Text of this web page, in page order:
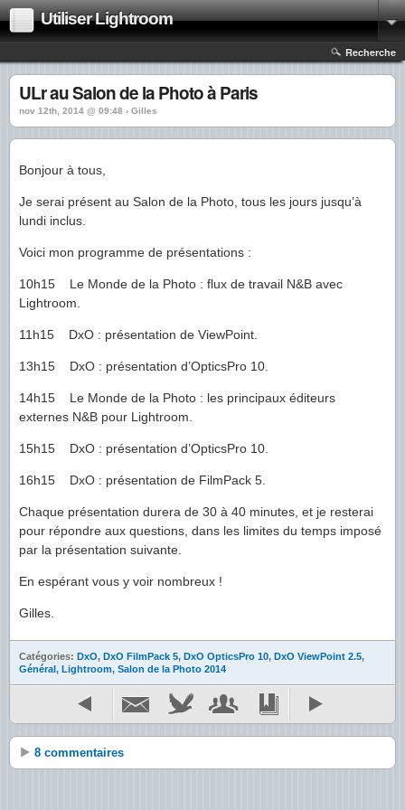
Utiliser Lightroom
Recherche
ULr au Salon de la Photo à Paris
nov 12th, 2014 @ 09:48 › Gilles
Bonjour à tous,
Je serai présent au Salon de la Photo, tous les jours jusqu’à
lundi inclus.
Voici mon programme de présentations :
10h15 Le Monde de la Photo : flux de travail N&B avec
Lightroom.
11h15 DxO : présentation de ViewPoint.
13h15 DxO : présentation d’OpticsPro 10.
14h15 Le Monde de la Photo : les principaux éditeurs
externes N&B pour Lightroom.
15h15 DxO : présentation d’OpticsPro 10.
16h15 DxO : présentation de FilmPack 5.
Chaque présentation durera de 30 à 40 minutes, et je resterai
pour répondre aux questions, dans les limites du temps imposé
par la présentation suivante.
En espérant vous y voir nombreux !
Gilles.
Catégories: DxO, DxO FilmPack 5, DxO OpticsPro 10, DxO ViewPoint 2.5,
Général, Lightroom, Salon de la Photo 2014
8 commentaires